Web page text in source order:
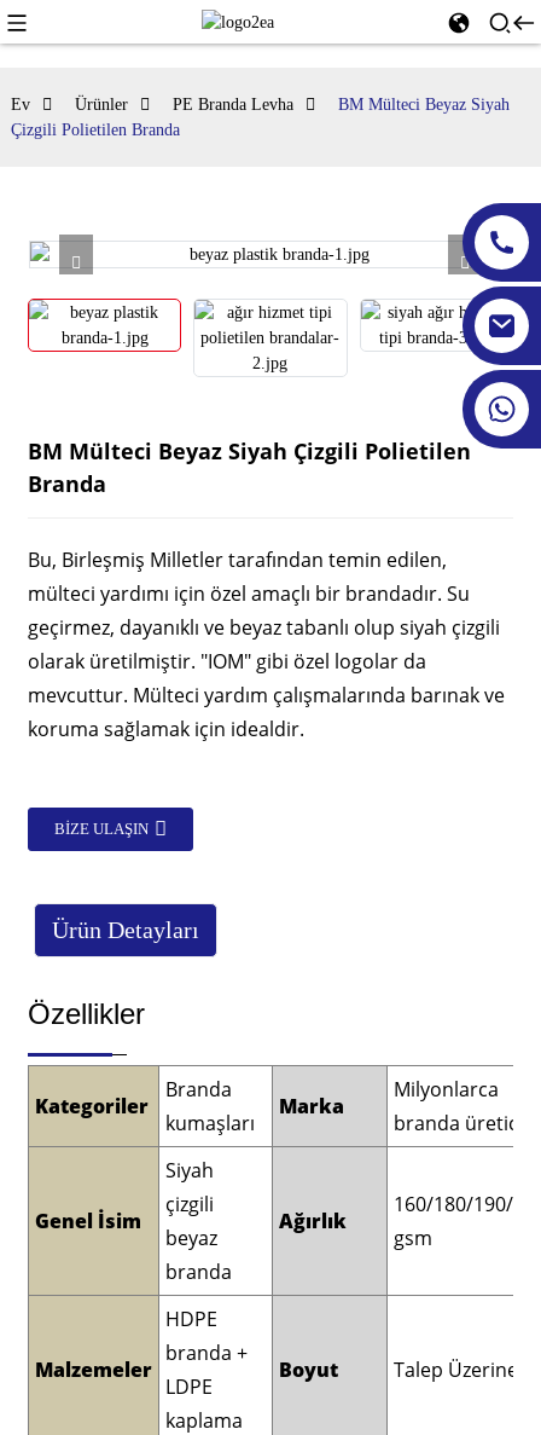
Ev Ürünler PE Branda Levha
BM Mülteci Beyaz Siyah
Çizgili Polietilen Branda
BM Mülteci Beyaz Siyah Çizgili Polietilen
Branda
Bu, Birleşmiş Milletler tarafından temin edilen,
mülteci yardımı için özel amaçlı bir brandadır. Su
geçirmez, dayanıklı ve beyaz tabanlı olup siyah çizgili
olarak üretilmiştir. "IOM" gibi özel logolar da
mevcuttur. Mülteci yardım çalışmalarında barınak ve
koruma sağlamak için idealdir.
BIZE ULAŞIN
Ürün Detayları
Özellikler
Kategoriler
Branda
kumaşları
Marka
Milyonlarca
branda üreticisi
Genel İsim
Siyah
çizgili
beyaz
branda
Ağırlık
160/180/190/
gsm
Malzemeler
HDPE
branda +
LDPE
kaplama
Boyut Talep Üzerine